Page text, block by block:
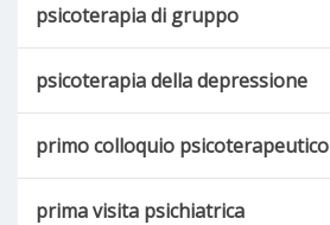
psicoterapia di gruppo
psicoterapia della depressione
primo colloquio psicoterapeutico
prima visita psichiatrica